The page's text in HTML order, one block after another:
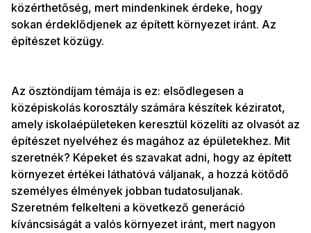
közérthetőség, mert mindenkinek érdeke, hogy
sokan érdeklődjenek az épített környezet iránt. Az
építészet közügy.
Az ösztöndíjam témája is ez: elsődlegesen a
középiskolás korosztály számára készítek kéziratot,
amely iskolaépületeken keresztül közelíti az olvasót az
építészet nyelvéhez és magához az épületekhez. Mit
szeretnék? Képeket és szavakat adni, hogy az épített
környezet értékei láthatóvá váljanak, a hozzá kötődő
személyes élmények jobban tudatosuljanak.
Szeretném felkelteni a következő generáció
kíváncsiságát a valós környezet iránt, mert nagyon